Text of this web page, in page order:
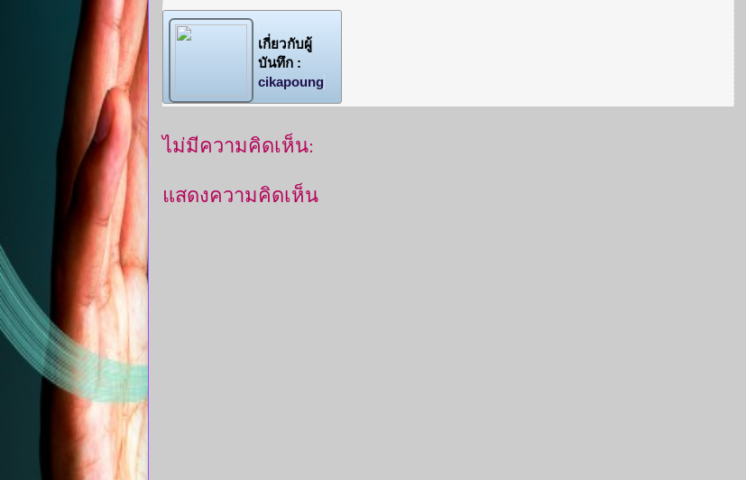
เกี่ยวกับผู้
บันทึก :
cikapoung
ไม่มีความคิดเห็น:
แสดงความคิดเห็น